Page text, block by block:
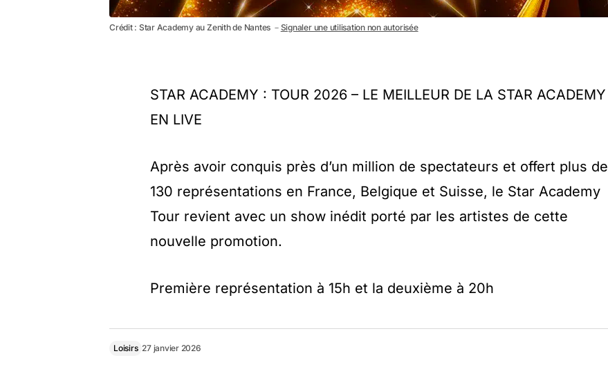
Crédit : Star Academy au Zenith de Nantes － Signaler une utilisation non autorisée
STAR ACADEMY : TOUR 2026 – LE MEILLEUR DE LA STAR ACADEMY
EN LIVE
Après avoir conquis près d’un million de spectateurs et offert plus de
130 représentations en France, Belgique et Suisse, le Star Academy
Tour revient avec un show inédit porté par les artistes de cette
nouvelle promotion.
Première représentation à 15h et la deuxième à 20h
Loisirs 27 janvier 2026